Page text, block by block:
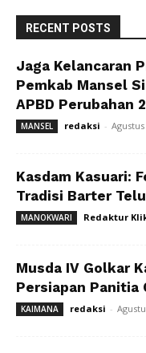
RECENT POSTS
Jaga Kelancaran
Pemkab Mansel
APBD Perubahan
MANSEL redaksi - Agustus
Kasdam Kasuari:
Tradisi Barter
MANOKWARI Redaktur
Musda IV Golkar
Persiapan Panitia
KAIMANA redaksi -